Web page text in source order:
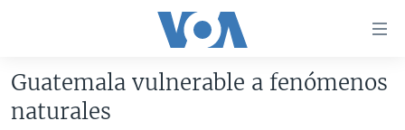
accesibilidad
AMÉRICA DEL NORTE
Guatemala vulnerable a fenómenos
naturales